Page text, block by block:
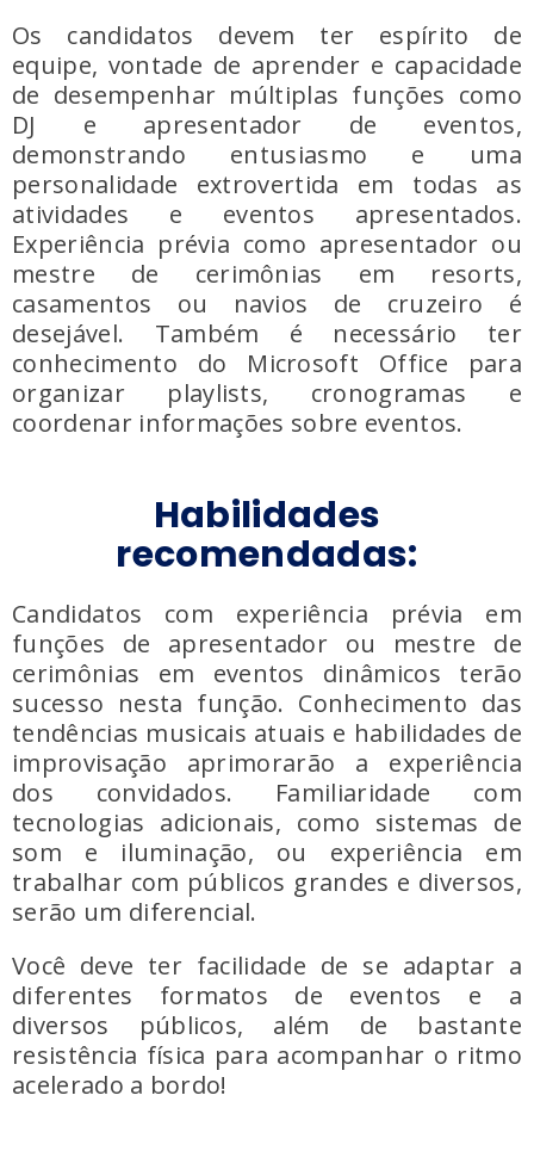
Os candidatos devem ter espírito de
equipe, vontade de aprender e capacidade
de desempenhar múltiplas funções como
DJ e apresentador de eventos,
demonstrando entusiasmo e uma
personalidade extrovertida em todas as
atividades e eventos apresentados.
Experiência prévia como apresentador ou
mestre de cerimônias em resorts,
casamentos ou navios de cruzeiro é
desejável. Também é necessário ter
conhecimento do Microsoft Office para
organizar playlists, cronogramas e
coordenar informações sobre eventos.
Habilidades
recomendadas:
Candidatos com experiência prévia em
funções de apresentador ou mestre de
cerimônias em eventos dinâmicos terão
sucesso nesta função. Conhecimento das
tendências musicais atuais e habilidades de
improvisação aprimorarão a experiência
dos convidados. Familiaridade com
tecnologias adicionais, como sistemas de
som e iluminação, ou experiência em
trabalhar com públicos grandes e diversos,
serão um diferencial.
Você deve ter facilidade de se adaptar a
diferentes formatos de eventos e a
diversos públicos, além de bastante
resistência física para acompanhar o ritmo
acelerado a bordo!